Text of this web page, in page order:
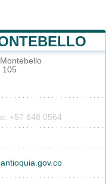
105
+57 848 0564